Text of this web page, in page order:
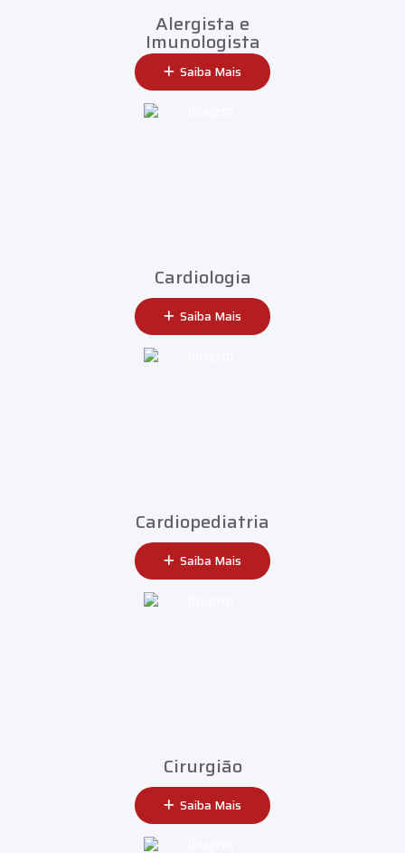
Alergista e
Imunologista
Saiba Mais
Cardiologia
Saiba Mais
Cardiopediatria
Saiba Mais
Cirurgião
Saiba Mais